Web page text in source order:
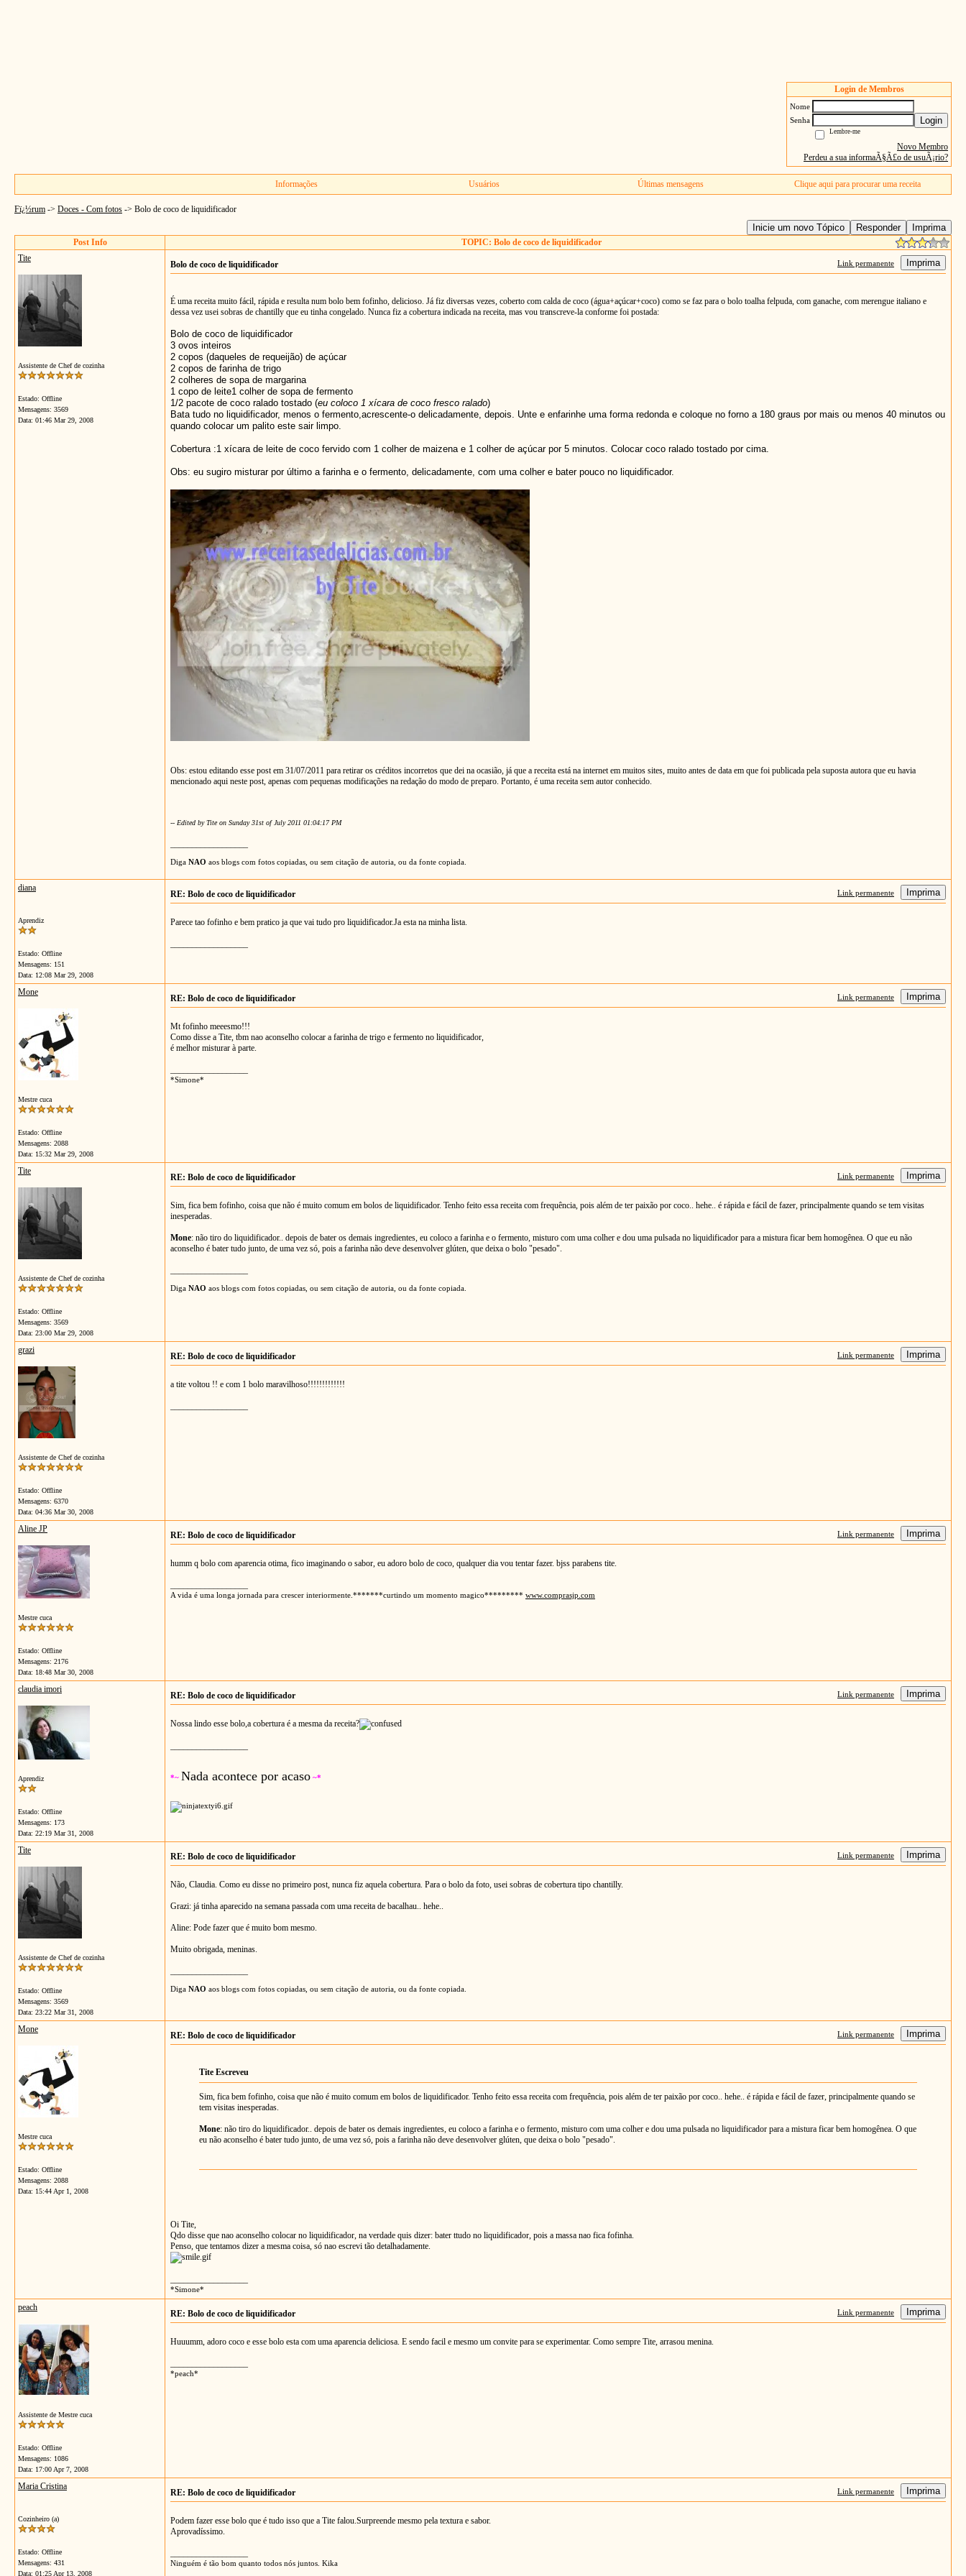
Login de Membros
Nome
Senha
Login
Lembre-me
Novo Membro
Perdeu a sua informaÃ§Ã£o de usuÃ¡rio?
Informações Usuários Últimas mensagens Clique aqui para procurar uma receita
Fï¿½rum -> Doces - Com fotos -> Bolo de coco de liquidificador
Inicie um novo Tópico Responder Imprima
Post Info
TOPIC: Bolo de coco de liquidificador
Tite
Assistente de Chef de cozinha
Estado: Offline
Mensagens: 3569
Data: 01:46 Mar 29, 2008
Bolo de coco de liquidificador Link permanente Imprima
É uma receita muito fácil, rápida e resulta num bolo bem fofinho, delicioso. Já fiz diversas vezes, coberto com calda de coco (água+açúcar+coco) como se faz para o bolo toalha felpuda, com ganache, com merengue italiano e
dessa vez usei sobras de chantilly que eu tinha congelado. Nunca fiz a cobertura indicada na receita, mas vou transcreve-la conforme foi postada:
Bolo de coco de liquidificador
3 ovos inteiros
2 copos (daqueles de requeijão) de açúcar
2 copos de farinha de trigo
2 colheres de sopa de margarina
1 copo de leite1 colher de sopa de fermento
1/2 pacote de coco ralado tostado (eu coloco 1 xícara de coco fresco ralado)
Bata tudo no liquidificador, menos o fermento,acrescente-o delicadamente, depois. Unte e enfarinhe uma forma redonda e coloque no forno a 180 graus por mais ou menos 40 minutos ou
quando colocar um palito este sair limpo.
Cobertura :1 xícara de leite de coco fervido com 1 colher de maizena e 1 colher de açúcar por 5 minutos. Colocar coco ralado tostado por cima.
Obs: eu sugiro misturar por último a farinha e o fermento, delicadamente, com uma colher e bater pouco no liquidificador.
Obs: estou editando esse post em 31/07/2011 para retirar os créditos incorretos que dei na ocasião, já que a receita está na internet em muitos sites, muito antes de data em que foi publicada pela suposta autora que eu havia
mencionado aqui neste post, apenas com pequenas modificações na redação do modo de preparo. Portanto, é uma receita sem autor conhecido.
-- Edited by Tite on Sunday 31st of July 2011 01:04:17 PM
Diga NAO aos blogs com fotos copiadas, ou sem citação de autoria, ou da fonte copiada.
diana
Aprendiz
Estado: Offline
Mensagens: 151
Data: 12:08 Mar 29, 2008
RE: Bolo de coco de liquidificador Link permanente Imprima
Parece tao fofinho e bem pratico ja que vai tudo pro liquidificador.Ja esta na minha lista.
Mone
Mestre cuca
Estado: Offline
Mensagens: 2088
Data: 15:32 Mar 29, 2008
RE: Bolo de coco de liquidificador Link permanente Imprima
Mt fofinho meeesmo!!!
Como disse a Tite, tbm nao aconselho colocar a farinha de trigo e fermento no liquidificador,
é melhor misturar à parte.
*Simone*
Tite
Assistente de Chef de cozinha
Estado: Offline
Mensagens: 3569
Data: 23:00 Mar 29, 2008
RE: Bolo de coco de liquidificador Link permanente Imprima
Sim, fica bem fofinho, coisa que não é muito comum em bolos de liquidificador. Tenho feito essa receita com frequência, pois além de ter paixão por coco.. hehe.. é rápida e fácil de fazer, principalmente quando se tem visitas
inesperadas.
Mone: não tiro do liquidificador.. depois de bater os demais ingredientes, eu coloco a farinha e o fermento, misturo com uma colher e dou uma pulsada no liquidificador para a mistura ficar bem homogênea. O que eu não
aconselho é bater tudo junto, de uma vez só, pois a farinha não deve desenvolver glúten, que deixa o bolo "pesado".
Diga NAO aos blogs com fotos copiadas, ou sem citação de autoria, ou da fonte copiada.
grazi
Assistente de Chef de cozinha
Estado: Offline
Mensagens: 6370
Data: 04:36 Mar 30, 2008
RE: Bolo de coco de liquidificador Link permanente Imprima
a tite voltou !! e com 1 bolo maravilhoso!!!!!!!!!!!!!
Aline JP
Mestre cuca
Estado: Offline
Mensagens: 2176
Data: 18:48 Mar 30, 2008
RE: Bolo de coco de liquidificador Link permanente Imprima
humm q bolo com aparencia otima, fico imaginando o sabor, eu adoro bolo de coco, qualquer dia vou tentar fazer. bjss parabens tite.
A vida é uma longa jornada para crescer interiormente.*******curtindo um momento magico********* www.comprasjp.com
claudia imori
Aprendiz
Estado: Offline
Mensagens: 173
Data: 22:19 Mar 31, 2008
RE: Bolo de coco de liquidificador Link permanente Imprima
Nossa lindo esse bolo,a cobertura é a mesma da receita?
*~ Nada acontece por acaso ~*
Tite
Assistente de Chef de cozinha
Estado: Offline
Mensagens: 3569
Data: 23:22 Mar 31, 2008
RE: Bolo de coco de liquidificador Link permanente Imprima
Não, Claudia. Como eu disse no primeiro post, nunca fiz aquela cobertura. Para o bolo da foto, usei sobras de cobertura tipo chantilly.
Grazi: já tinha aparecido na semana passada com uma receita de bacalhau.. hehe..
Aline: Pode fazer que é muito bom mesmo.
Muito obrigada, meninas.
Diga NAO aos blogs com fotos copiadas, ou sem citação de autoria, ou da fonte copiada.
Mone
Mestre cuca
Estado: Offline
Mensagens: 2088
Data: 15:44 Apr 1, 2008
RE: Bolo de coco de liquidificador Link permanente Imprima
Tite Escreveu
Sim, fica bem fofinho, coisa que não é muito comum em bolos de liquidificador. Tenho feito essa receita com frequência, pois além de ter paixão por coco.. hehe.. é rápida e fácil de fazer, principalmente quando se
tem visitas inesperadas.
Mone: não tiro do liquidificador.. depois de bater os demais ingredientes, eu coloco a farinha e o fermento, misturo com uma colher e dou uma pulsada no liquidificador para a mistura ficar bem homogênea. O que
eu não aconselho é bater tudo junto, de uma vez só, pois a farinha não deve desenvolver glúten, que deixa o bolo "pesado".
Oi Tite,
Qdo disse que nao aconselho colocar no liquidificador, na verdade quis dizer: bater ttudo no liquidificador, pois a massa nao fica fofinha.
Penso, que tentamos dizer a mesma coisa, só nao escrevi tão detalhadamente.
*Simone*
peach
Assistente de Mestre cuca
Estado: Offline
Mensagens: 1086
Data: 17:00 Apr 7, 2008
RE: Bolo de coco de liquidificador Link permanente Imprima
Huuumm, adoro coco e esse bolo esta com uma aparencia deliciosa. E sendo facil e mesmo um convite para se experimentar. Como sempre Tite, arrasou menina.
*peach*
Maria Cristina
Cozinheiro (a)
Estado: Offline
Mensagens: 431
Data: 01:25 Apr 13, 2008
RE: Bolo de coco de liquidificador Link permanente Imprima
Podem fazer esse bolo que é tudo isso que a Tite falou.Surpreende mesmo pela textura e sabor.
Aprovadíssimo.
Ninguém é tão bom quanto todos nós juntos. Kika